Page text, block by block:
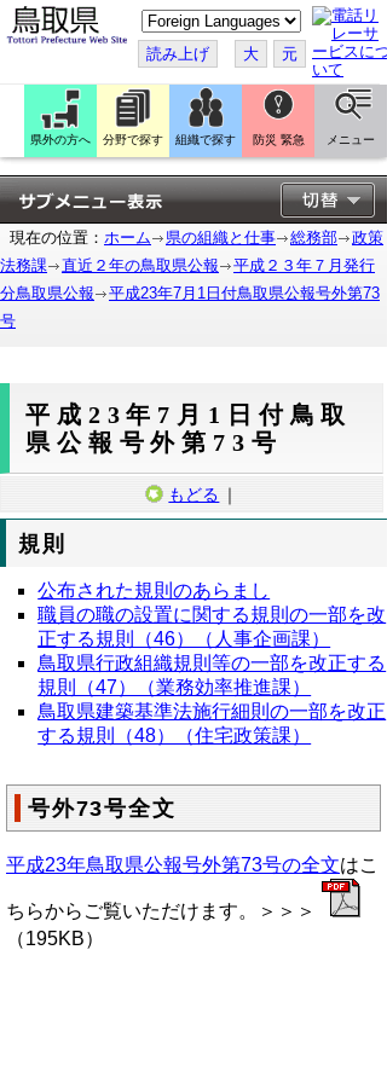
こ
の
ペ
ー
ジ
翻
訳
す
る
読み上げ 大 元
県外の方へ 分野で探す 組織で探す 防災 緊急 メニュー
現在の位置： ホーム 県の組織と仕事 総務部
政策
法務課
直近２年の鳥取県公報
平成２３年７月発行
分鳥取県公報
平成23年7月1日付鳥取県公報号外第73
号
平成23年7月1日付鳥取
県公報号外第73号
もどる ｜
規則
公布された規則のあらまし
職員の職の設置に関する規則の一部を改
正する規則（46）（人事企画課）
鳥取県行政組織規則等の一部を改正する
規則（47）（業務効率推進課）
鳥取県建築基準法施行細則の一部を改正
する規則（48）（住宅政策課）
号外73号全文
平成23年鳥取県公報号外第73号の全文はこ
ちらからご覧いただけます。＞＞＞
（195KB）